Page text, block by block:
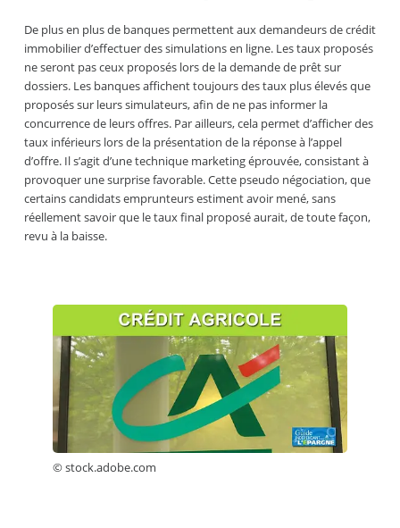
De plus en plus de banques permettent aux demandeurs de crédit
immobilier d’effectuer des simulations en ligne. Les taux proposés
ne seront pas ceux proposés lors de la demande de prêt sur
dossiers. Les banques affichent toujours des taux plus élevés que
proposés sur leurs simulateurs, afin de ne pas informer la
concurrence de leurs offres. Par ailleurs, cela permet d’afficher des
taux inférieurs lors de la présentation de la réponse à l’appel
d’offre. Il s’agit d’une technique marketing éprouvée, consistant à
provoquer une surprise favorable. Cette pseudo négociation, que
certains candidats emprunteurs estiment avoir mené, sans
réellement savoir que le taux final proposé aurait, de toute façon,
revu à la baisse.
© stock.adobe.com